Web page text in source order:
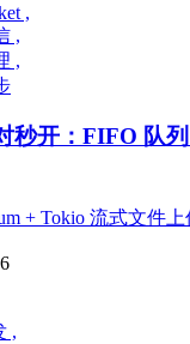
,
,
,
秒开：FIFO 队
,